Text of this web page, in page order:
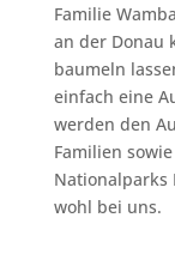
Familie
an der Donau
baumeln
einfach eine
werden den
Familien
Nationalparks
wohl bei uns.